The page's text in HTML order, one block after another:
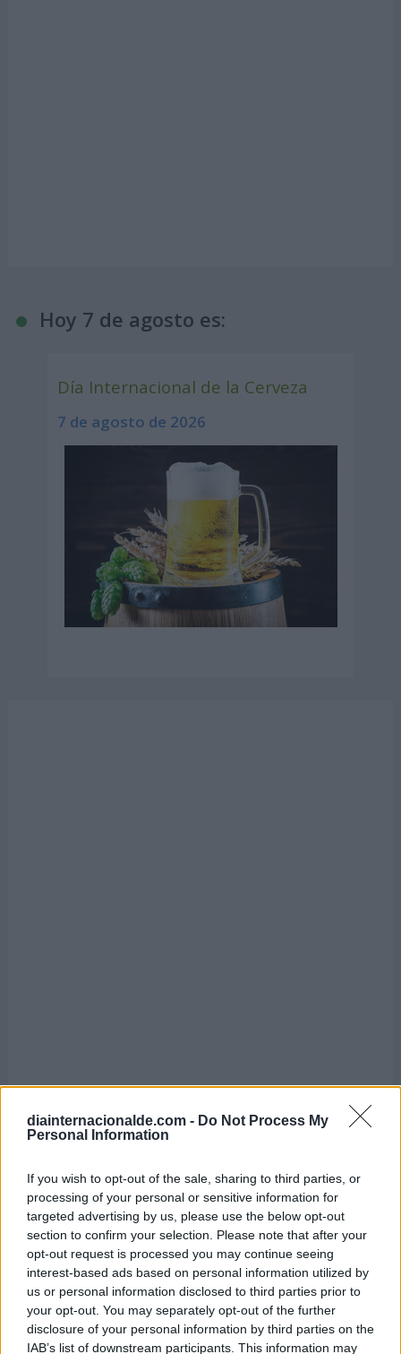
diainternacionalde.com - Do Not Process My
Personal Information
If you wish to opt-out of the sale, sharing to third parties, or
processing of your personal or sensitive information for
targeted advertising by us, please use the below opt-out
section to confirm your selection. Please note that after your
opt-out request is processed you may continue seeing
interest-based ads based on personal information utilized by
us or personal information disclosed to third parties prior to
your opt-out. You may separately opt-out of the further
disclosure of your personal information by third parties on the
IAB’s list of downstream participants. This information may
Hoy 7 de agosto es:
Día Internacional de la Cerveza
7 de agosto de 2026
Día Mundial de los Faros
7 de agosto de 2026